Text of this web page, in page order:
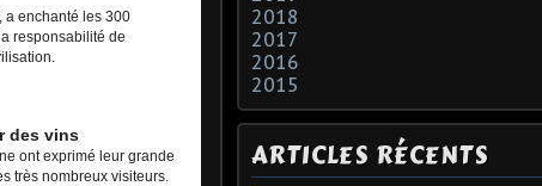
a enchanté les 300
responsabilité de
des vins
ont exprimé leur grande
très nombreux visiteurs.
2018
2017
2016
2015
ARTICLES RÉCENTS